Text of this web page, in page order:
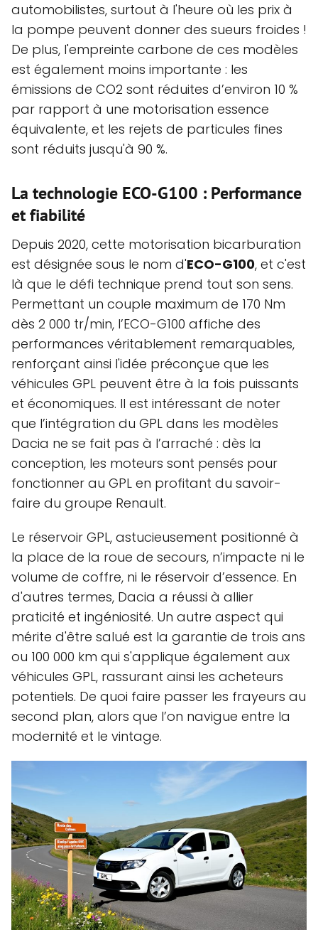
automobilistes, surtout à l'heure où les prix à
la pompe peuvent donner des sueurs froides !
De plus, l'empreinte carbone de ces modèles
est également moins importante : les
émissions de CO2 sont réduites d’environ 10 %
par rapport à une motorisation essence
équivalente, et les rejets de particules fines
sont réduits jusqu'à 90 %.
La technologie ECO-G100 : Performance
et fiabilité
Depuis 2020, cette motorisation bicarburation
est désignée sous le nom d'ECO-G100, et c'est
là que le défi technique prend tout son sens.
Permettant un couple maximum de 170 Nm
dès 2 000 tr/min, l’ECO-G100 affiche des
performances véritablement remarquables,
renforçant ainsi l'idée préconçue que les
véhicules GPL peuvent être à la fois puissants
et économiques. Il est intéressant de noter
que l’intégration du GPL dans les modèles
Dacia ne se fait pas à l’arraché : dès la
conception, les moteurs sont pensés pour
fonctionner au GPL en profitant du savoir-
faire du groupe Renault.
Le réservoir GPL, astucieusement positionné à
la place de la roue de secours, n’impacte ni le
volume de coffre, ni le réservoir d’essence. En
d'autres termes, Dacia a réussi à allier
praticité et ingéniosité. Un autre aspect qui
mérite d'être salué est la garantie de trois ans
ou 100 000 km qui s'applique également aux
véhicules GPL, rassurant ainsi les acheteurs
potentiels. De quoi faire passer les frayeurs au
second plan, alors que l’on navigue entre la
modernité et le vintage.